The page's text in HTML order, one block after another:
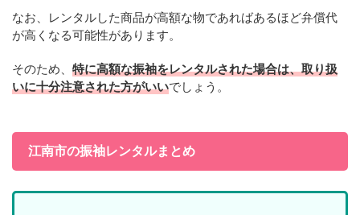
なお、レンタルした商品が高額な物であればあるほど弁償代
が高くなる可能性があります。
そのため、 特に高額な振袖をレンタルされた場合は、取り扱
いに十分注意された方がいいでしょう。
江南市の振袖レンタルまとめ